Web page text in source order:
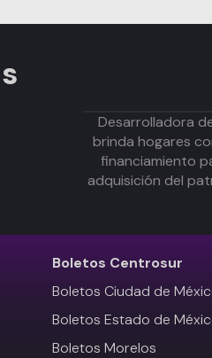
Desarrolladora
brinda hogares
financiamiento
adquisición del
Boletos Centrosur
Boletos Ciudad de
Boletos Estado de
Boletos Morelos